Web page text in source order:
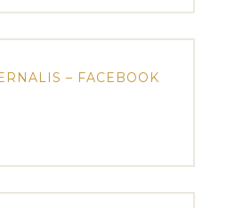
– FACEBOOK